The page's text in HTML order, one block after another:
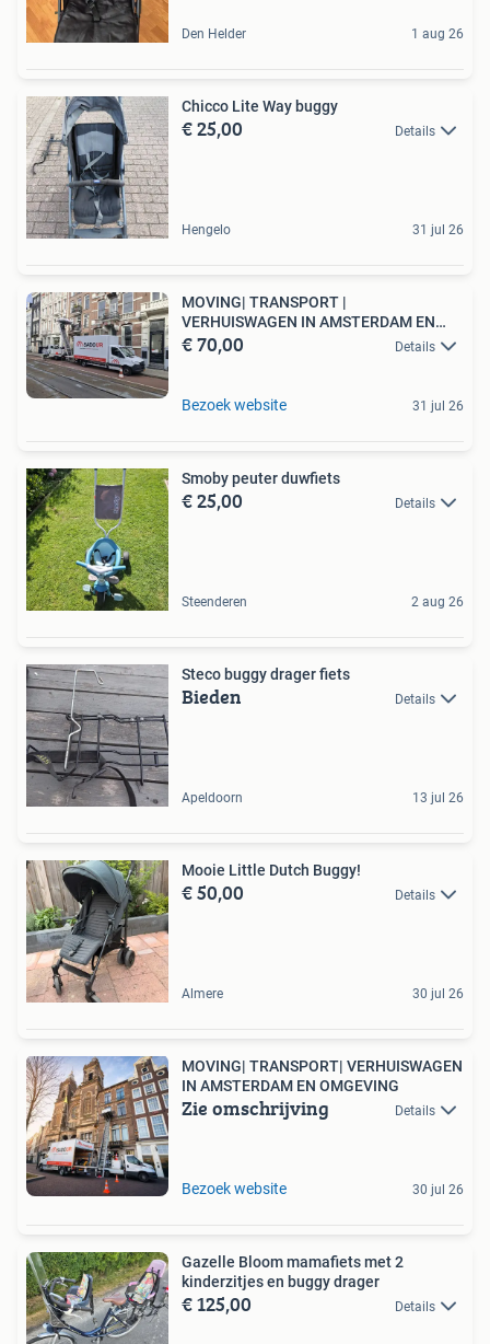
Den Helder 1 aug 26
Chicco Lite Way buggy
€ 25,00 Details
Hengelo 31 jul 26
MOVING| TRANSPORT |
VERHUISWAGEN IN AMSTERDAM EN
OMGEVING
€ 70,00 Details
Bezoek website 31 jul 26
Smoby peuter duwfiets
€ 25,00 Details
Steenderen 2 aug 26
Steco buggy drager fiets
Bieden Details
Apeldoorn 13 jul 26
Mooie Little Dutch Buggy!
€ 50,00 Details
Almere 30 jul 26
MOVING| TRANSPORT| VERHUISWAGEN
IN AMSTERDAM EN OMGEVING
Zie omschrijving Details
Bezoek website 30 jul 26
Gazelle Bloom mamafiets met 2
kinderzitjes en buggy drager
€ 125,00 Details